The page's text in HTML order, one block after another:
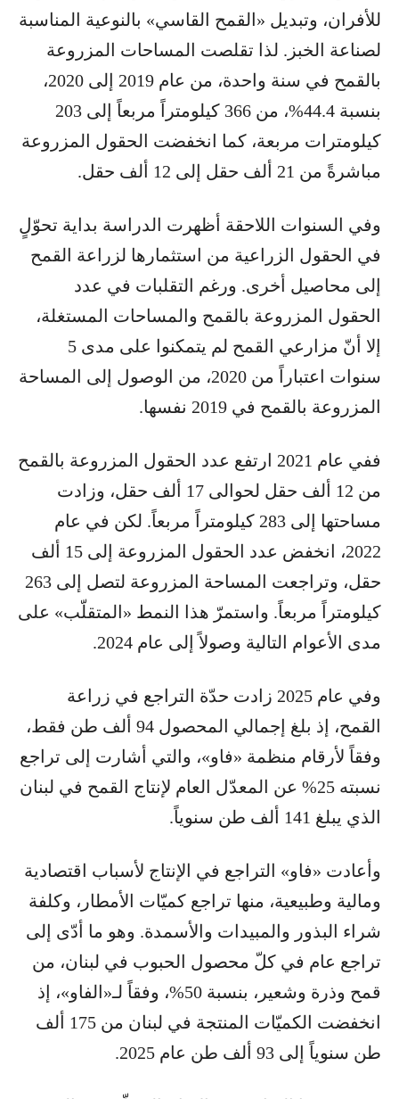
للأفران، وتبديل «القمح القاسي» بالنوعية المناسبة
لصناعة الخبز. لذا تقلصت المساحات المزروعة
بالقمح في سنة واحدة، من عام 2019 إلى 2020،
بنسبة 44.4%، من 366 كيلومتراً مربعاً إلى 203
كيلومترات مربعة، كما انخفضت الحقول المزروعة
مباشرةً من 21 ألف حقل إلى 12 ألف حقل.
وفي السنوات اللاحقة أظهرت الدراسة بداية تحوّلٍ
في الحقول الزراعية من استثمارها لزراعة القمح
إلى محاصيل أخرى. ورغم التقلبات في عدد
الحقول المزروعة بالقمح والمساحات المستغلة،
إلا أنّ مزارعي القمح لم يتمكنوا على مدى 5
سنوات اعتباراً من 2020، من الوصول إلى المساحة
المزروعة بالقمح في 2019 نفسها.
ففي عام 2021 ارتفع عدد الحقول المزروعة بالقمح
من 12 ألف حقل لحوالى 17 ألف حقل، وزادت
مساحتها إلى 283 كيلومتراً مربعاً. لكن في عام
2022، انخفض عدد الحقول المزروعة إلى 15 ألف
حقل، وتراجعت المساحة المزروعة لتصل إلى 263
كيلومتراً مربعاً. واستمرّ هذا النمط «المتقلّب» على
مدى الأعوام التالية وصولاً إلى عام 2024.
وفي عام 2025 زادت حدّة التراجع في زراعة
القمح، إذ بلغ إجمالي المحصول 94 ألف طن فقط،
وفقاً لأرقام منظمة «فاو»، والتي أشارت إلى تراجع
نسبته 25% عن المعدّل العام لإنتاج القمح في لبنان
الذي يبلغ 141 ألف طن سنوياً.
وأعادت «فاو» التراجع في الإنتاج لأسباب اقتصادية
ومالية وطبيعية، منها تراجع كميّات الأمطار، وكلفة
شراء البذور والمبيدات والأسمدة. وهو ما أدّى إلى
تراجع عام في كلّ محصول الحبوب في لبنان، من
قمح وذرة وشعير، بنسبة 50%، وفقاً لـ«الفاو»، إذ
انخفضت الكميّات المنتجة في لبنان من 175 ألف
طن سنوياً إلى 93 ألف طن عام 2025.